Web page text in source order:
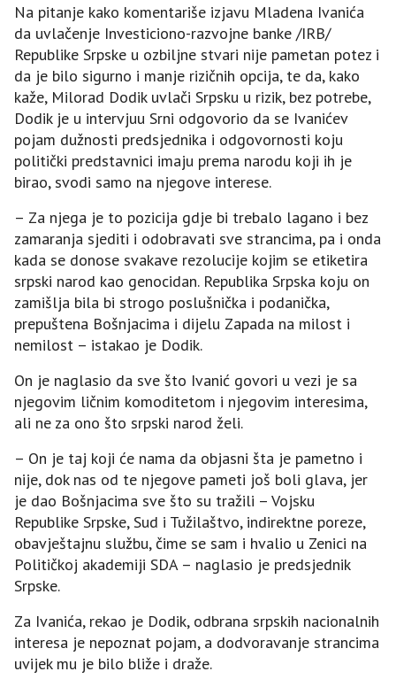
Na pitanje kako komentariše izjavu Mladena Ivanića
da uvlačenje Investiciono-razvojne banke /IRB/
Republike Srpske u ozbiljne stvari nije pametan potez i
da je bilo sigurno i manje rizičnih opcija, te da, kako
kaže, Milorad Dodik uvlači Srpsku u rizik, bez potrebe,
Dodik je u intervjuu Srni odgovorio da se Ivanićev
pojam dužnosti predsjednika i odgovornosti koju
politički predstavnici imaju prema narodu koji ih je
birao, svodi samo na njegove interese.
– Za njega je to pozicija gdje bi trebalo lagano i bez
zamaranja sjediti i odobravati sve strancima, pa i onda
kada se donose svakave rezolucije kojim se etiketira
srpski narod kao genocidan. Republika Srpska koju on
zamišlja bila bi strogo poslušnička i podanička,
prepuštena Bošnjacima i dijelu Zapada na milost i
nemilost – istakao je Dodik.
On je naglasio da sve što Ivanić govori u vezi je sa
njegovim ličnim komoditetom i njegovim interesima,
ali ne za ono što srpski narod želi.
– On je taj koji će nama da objasni šta je pametno i
nije, dok nas od te njegove pameti još boli glava, jer
je dao Bošnjacima sve što su tražili – Vojsku
Republike Srpske, Sud i Tužilaštvo, indirektne poreze,
obavještajnu službu, čime se sam i hvalio u Zenici na
Političkoj akademiji SDA – naglasio je predsjednik
Srpske.
Za Ivanića, rekao je Dodik, odbrana srpskih nacionalnih
interesa je nepoznat pojam, a dodvoravanje strancima
uvijek mu je bilo bliže i draže.